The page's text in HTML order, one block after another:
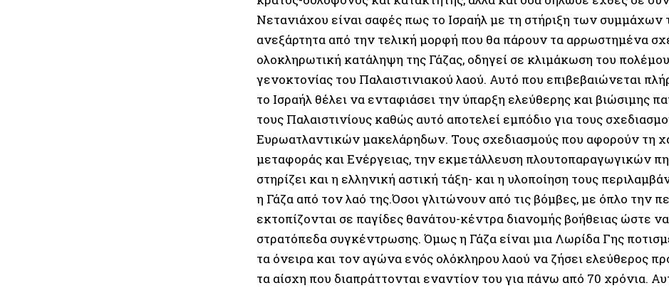
Νετανιάχου είναι σαφές πως το Ισραήλ με τη στήριξη των συμμάχων
ανεξάρτητα από την τελική μορφή που θα πάρουν τα αρρωστημένα
ολοκληρωτική κατάληψη της Γάζας, οδηγεί σε κλιμάκωση του
γενοκτονίας του Παλαιστινιακού λαού. Αυτό που επιβεβαιώνεται
το Ισραήλ θέλει να ενταφιάσει την ύπαρξη ελεύθερης και βιώσιμης
τους Παλαιστινίους καθώς αυτό αποτελεί εμπόδιο για τους
Ευρωατλαντικών μακελάρηδων. Τους σχεδιασμούς που αφορούν τη
μεταφοράς και Ενέργειας, την εκμετάλλευση πλουτοπαραγωγικών
στηρίζει και η ελληνική αστική τάξη- και η υλοποίηση τους
η Γάζα από τον λαό της.Όσοι γλιτώνουν από τις βόμβες, με όπλο την
εκτοπίζονται σε παγίδες θανάτου-κέντρα διανομής βοήθειας ώστε
στρατόπεδα συγκέντρωσης. Όμως η Γάζα είναι μια Λωρίδα Γης
τα όνειρα και τον αγώνα ενός ολόκληρου λαού να ζήσει ελεύθερος
τα αίσχη που διαπράττονται εναντίον του για πάνω από 70 χρόνια.